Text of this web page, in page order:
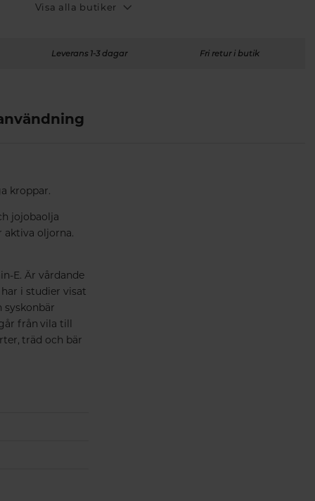
Visa alla butiker
Leverans 1-3 dagar Fri retur i butik
kroppar.
jojobaolja
aktiva oljorna.
E. Är vårdande
i studier visat
syskonbär
från vila till
träd och bär